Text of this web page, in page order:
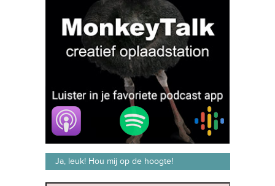
Ja, leuk! Hou mij op de hoogte!